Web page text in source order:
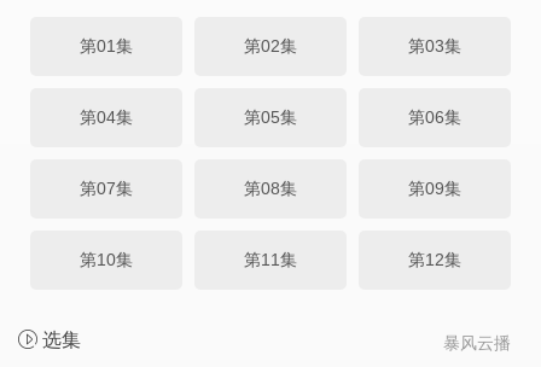
第01集 第02集 第03集
第04集 第05集 第06集
第07集 第08集 第09集
第10集 第11集 第12集
暴风云播
选集